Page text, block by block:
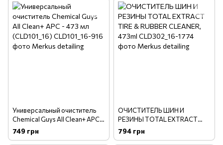
Универсальный очиститель
Chemical Guys All Clean+ APC -
473 мл (CLD101_16)
749 грн
ОЧИСТИТЕЛЬ ШИН И
РЕЗИНЫ TOTAL EXTRACT
TIRE & RUBBER CLEANER,
794 грн